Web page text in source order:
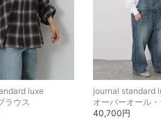
luxe
ラウス
journal standard
40,700円